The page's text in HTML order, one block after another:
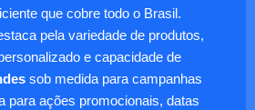
que cobre todo o Brasil.
pela variedade de produtos,
e capacidade de
sob medida para campanhas
para ações promocionais, datas